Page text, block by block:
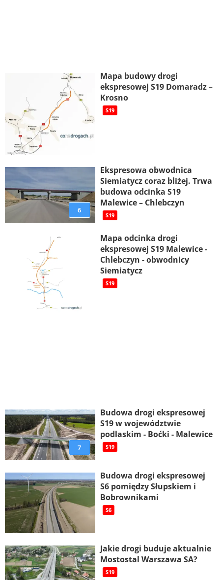
Mapa budowy drogi
ekspresowej S19 Domaradz –
Krosno
S19
6
Ekspresowa obwodnica
Siemiatycz coraz bliżej. Trwa
budowa odcinka S19
Malewice – Chlebczyn
S19
Mapa odcinka drogi
ekspresowej S19 Malewice -
Chlebczyn - obwodnicy
Siemiatycz
S19
7
Budowa drogi ekspresowej
S19 w województwie
podlaskim - Boćki - Malewice
S19
Budowa drogi ekspresowej
S6 pomiędzy Słupskiem i
Bobrownikami
S6
Jakie drogi buduje aktualnie
Mostostal Warszawa SA?
S19